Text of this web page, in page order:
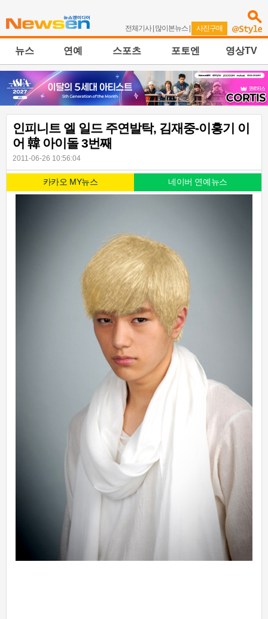
전체기사| 많이본뉴스 | 사진구매
뉴스 연예 스포츠 포토엔 영상TV
인피니트 엘 일드 주연발탁, 김재중-이홍기 이
어 韓 아이돌 3번째
2011-06-26 10:56:04
카카오 MY뉴스 네이버 연예뉴스